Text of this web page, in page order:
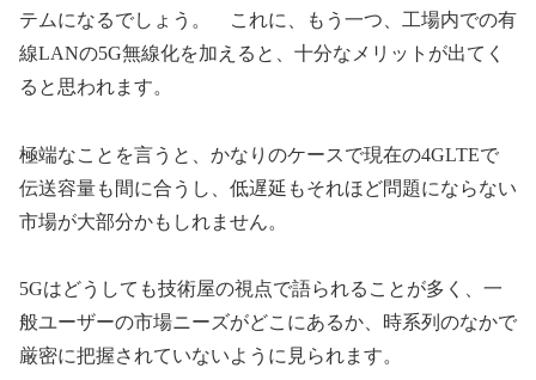
テムになるでしょう。 これに、もう一つ、工場内での有
線LANの5G無線化を加えると、十分なメリットが出てく
ると思われます。
極端なことを言うと、かなりのケースで現在の4GLTEで
伝送容量も間に合うし、低遅延もそれほど問題にならない
市場が大部分かもしれません。
5Gはどうしても技術屋の視点で語られることが多く、一
般ユーザーの市場ニーズがどこにあるか、時系列のなかで
厳密に把握されていないように見られます。